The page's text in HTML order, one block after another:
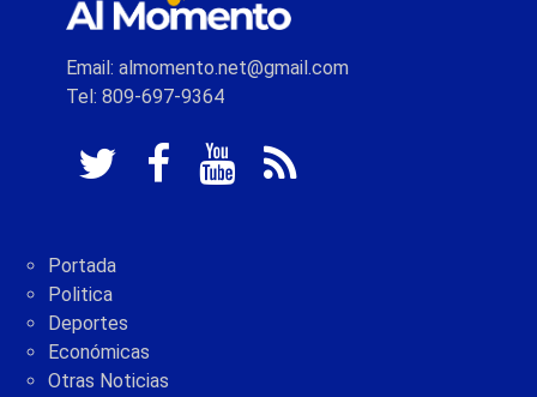
Email: almomento.net@gmail.com
Tel: 809-697-9364
Portada
Politica
Deportes
Económicas
Otras Noticias